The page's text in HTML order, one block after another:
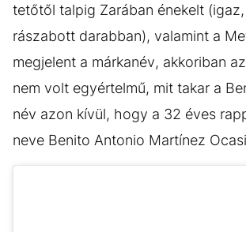
tetőtől talpig Zarában énekelt
rászabott darabban), valamint a
megjelent a márkanév, akkoriban
nem volt egyértelmű, mit takar a
név azon kívül, hogy a 32 éves
neve Benito Antonio Martínez